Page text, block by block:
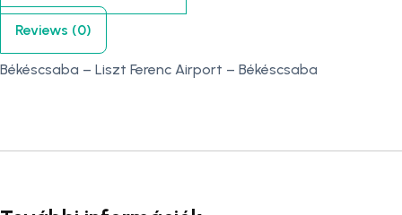
Reviews (0)
Békéscsaba – Liszt Ferenc Airport – Békéscsaba